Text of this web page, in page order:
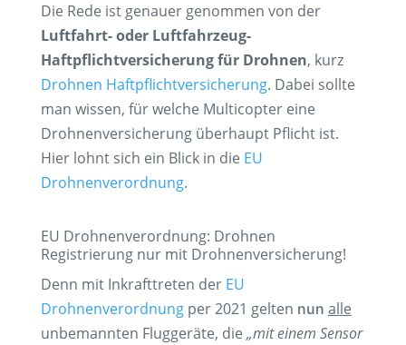
Die Rede ist genauer genommen von der
Luftfahrt- oder Luftfahrzeug-
Haftpflichtversicherung für Drohnen, kurz
Drohnen Haftpflichtversicherung. Dabei sollte
man wissen, für welche Multicopter eine
Drohnenversicherung überhaupt Pflicht ist.
Hier lohnt sich ein Blick in die EU
Drohnenverordnung.
EU Drohnenverordnung: Drohnen
Registrierung nur mit Drohnenversicherung!
Denn mit Inkrafttreten der EU
Drohnenverordnungper 2021 gelten nun alle
unbemannten Fluggeräte, die „mit einem Sensor